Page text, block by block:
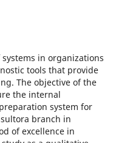
in organizations
tools that provide
The objective of the
the internal
system for
branch in
of excellence in